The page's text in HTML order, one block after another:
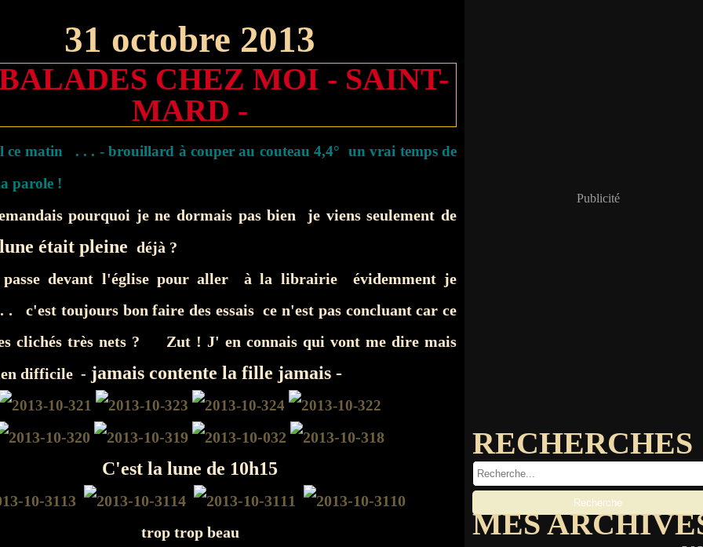
31 octobre 2013
CHEZ MOI - SAINT-
MARD -
ce matin . . . - brouillard à couper au couteau 4,4° un vrai temps de
parole !
pourquoi je ne dormais pas bien je viens seulement de
lune était pleine déjà ?
passe devant l'église pour aller à la librairie évidemment je
c'est toujours bon faire des essais ce n'est pas concluant car ce
clichés très nets ? Zut ! J' en connais qui vont me dire mais
difficile - jamais contente la fille jamais -
C'est la lune de 10h15
trop trop beau
Publicité
RECHERCHES
MES